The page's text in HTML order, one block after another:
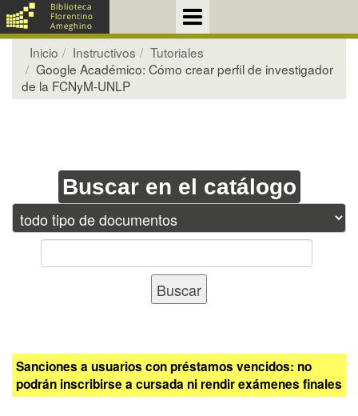
Inicio Instructivos
Tutoriales
Google Académico: Cómo crear perfil de investigador
de la FCNyM-UNLP
Buscar en el catálogo
Sanciones a usuarios con préstamos vencidos: no
podrán inscribirse a cursada ni rendir exámenes finales